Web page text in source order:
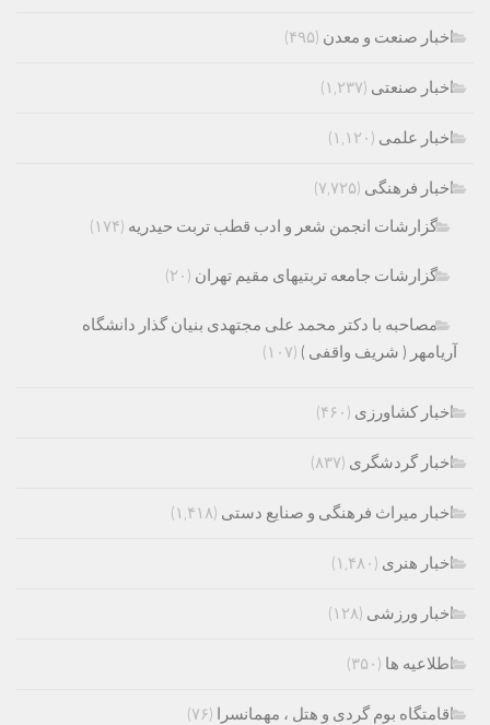
اخبار صنعت و معدن (۴۹۵)
اخبار صنعتی (۱,۲۳۷)
اخبار علمی (۱,۱۲۰)
اخبار فرهنگی (۷,۷۲۵)
گزارشات انجمن شعر و ادب قطب تربت حیدریه (۱۷۴)
گزارشات جامعه تربتیهای مقیم تهران (۲۰)
مصاحبه با دکتر محمد علی مجتهدی بنیان گذار دانشگاه
آریامهر ( شریف واقفی ) (۱۰۷)
اخبار کشاورزی (۴۶۰)
اخبار گردشگری (۸۳۷)
اخبار میراث فرهنگی و صنایع دستی (۱,۴۱۸)
اخبار هنری (۱,۴۸۰)
اخبار ورزشی (۱۲۸)
اطلاعیه ها (۳۵۰)
اقامتگاه بوم گردی و هتل ، مهمانسرا (۷۶)